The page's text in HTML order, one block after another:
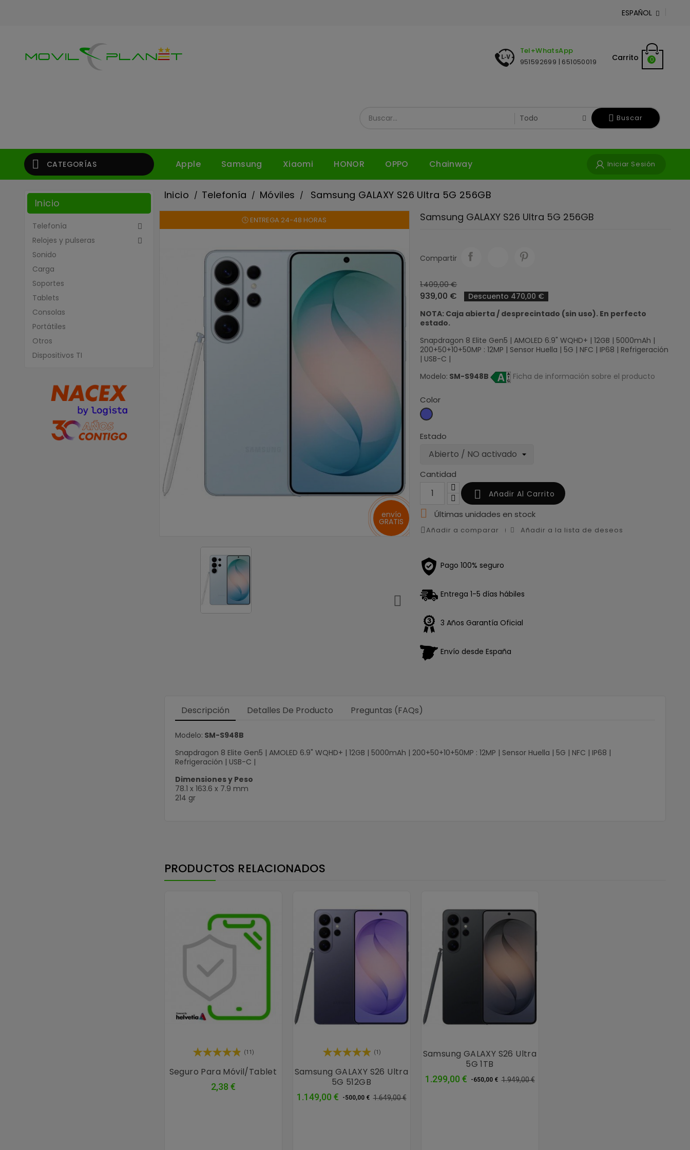
ESPAÑOL 
Carrito 0
Tel+WhatsApp
951592699 | 651050019
Buscar
Apple Samsung Xiaomi HONOR OPPO Chainway Iniciar Sesión
CATEGORÍAS

Inicio
Telefonía 
Relojes y pulseras 
Sonido
Carga
Soportes
Tablets
Consolas
Portátiles
Otros
Dispositivos TI
Inicio Telefonía Móviles Samsung GALAXY S26 Ultra 5G 256GB
🕓 ENTREGA 24-48 HORAS
envío
GRATIS

Samsung GALAXY S26 Ultra 5G 256GB
Compartir
1.409,00 €
939,00 €
Descuento 470,00 €
NOTA: Caja abierta / desprecintado (sin uso). En perfecto
estado.
Snapdragon 8 Elite Gen5 | AMOLED 6.9" WQHD+ | 12GB | 5000mAh |
200+50+10+50MP : 12MP | Sensor Huella | 5G | NFC | IP68 | Refrigeración
| USB-C |
Modelo: SM-S948B Ficha de información sobre el producto
Color
Azul
Estado
Cantidad
 Añadir Al Carrito
 Últimas unidades en stock
Añadir a comparar Añadir a la lista de deseos
Pago 100% seguro
Entrega 1-5 días hábiles
3 Años Garantía Oficial
Envío desde España
Descripción Detalles De Producto Preguntas (FAQs)
Modelo: SM-S948B
Snapdragon 8 Elite Gen5 | AMOLED 6.9" WQHD+ | 12GB | 5000mAh | 200+50+10+50MP : 12MP | Sensor Huella | 5G | NFC | IP68 |
Refrigeración | USB-C |
Dimensiones y Peso
78.1 x 163.6 x 7.9 mm
214 gr
PRODUCTOS RELACIONADOS
(11)
Seguro Para Móvil/tablet
2,38 €Precio
(1)
Samsung GALAXY S26 Ultra
5G 512GB
1.149,00 € Precio
-500,00 € 1.649,00 €Precio
Samsung GALAXY S26 Ultra
5G 1TB
1.299,00 € Precio
-650,00 € 1.949,00 €Precio